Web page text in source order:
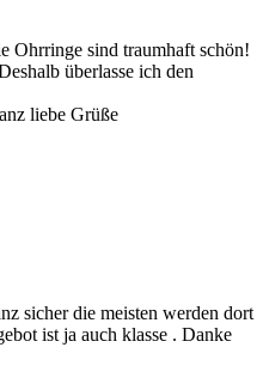
Ohrringe sind traumhaft schön!
überlasse ich den
liebe Grüße
sicher die meisten werden dort
ist ja auch klasse . Danke